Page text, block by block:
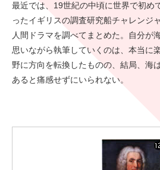
最近では、19世紀の中頃に世界で初め
ったイギリスの調査研究船チャレンジ
人間ドラマを調べてまとめた。自分が
思いながら執筆していくのは、本当に
野に方向を転換したものの、結局、海
あると痛感せずにいられない。